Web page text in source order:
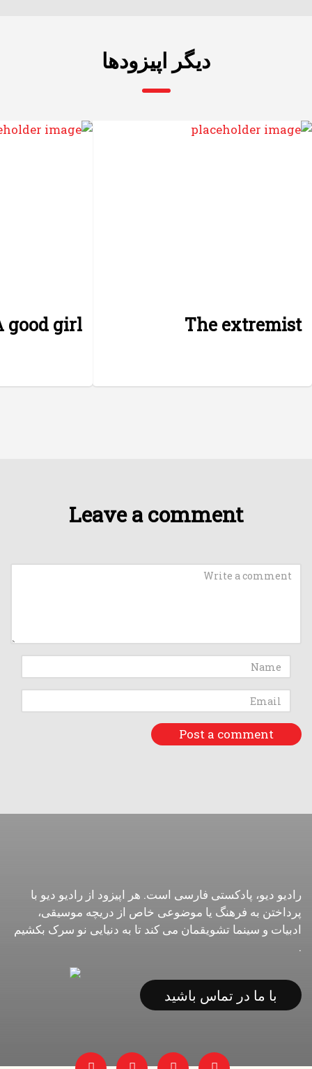
دیگر اپیزودها
The extremist
good girl
Leave a comment
رادیو دیو، پادکستی فارسی است. هر اپیزود از رادیو دیو با
پرداختن به فرهنگ یا موضوعی خاص از دریچه موسیقی،
ادبیات و سینما تشویقمان می کند تا به دنیایی نو سرک بکشیم
.
با ما در تماس باشید